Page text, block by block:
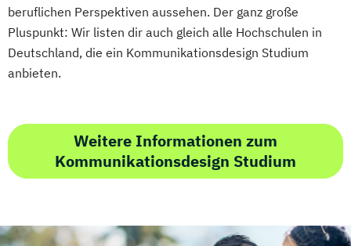
beruflichen Perspektiven aussehen. Der ganz große
Pluspunkt: Wir listen dir auch gleich alle Hochschulen in
Deutschland, die ein Kommunikationsdesign Studium
anbieten.
Weitere Informationen zum
Kommunikationsdesign Studium